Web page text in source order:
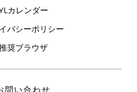
カレンダー
バシーポリシー
奨ブラウザ
問い合わせ